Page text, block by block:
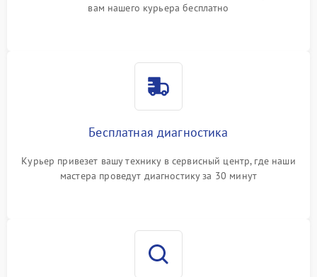
вам нашего курьера бесплатно
Бесплатная диагностика
Курьер привезет вашу технику в сервисный центр, где наши
мастера проведут диагностику за 30 минут